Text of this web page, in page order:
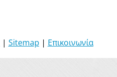
| Sitemap | Επικοινωνία